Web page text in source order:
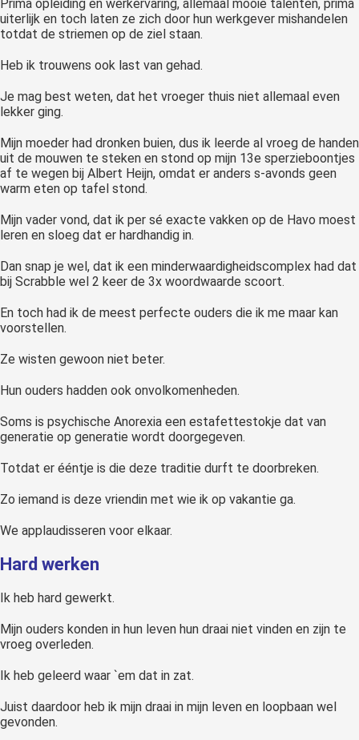
Prima opleiding en werkervaring, allemaal mooie talenten, prima
uiterlijk en toch laten ze zich door hun werkgever mishandelen
totdat de striemen op de ziel staan.
Heb ik trouwens ook last van gehad.
Je mag best weten, dat het vroeger thuis niet allemaal even
lekker ging.
Mijn moeder had dronken buien, dus ik leerde al vroeg de handen
uit de mouwen te steken en stond op mijn 13e sperzieboontjes
af te wegen bij Albert Heijn, omdat er anders s-avonds geen
warm eten op tafel stond.
Mijn vader vond, dat ik per sé exacte vakken op de Havo moest
leren en sloeg dat er hardhandig in.
Dan snap je wel, dat ik een minderwaardigheidscomplex had dat
bij Scrabble wel 2 keer de 3x woordwaarde scoort.
En toch had ik de meest perfecte ouders die ik me maar kan
voorstellen.
Ze wisten gewoon niet beter.
Hun ouders hadden ook onvolkomenheden.
Soms is psychische Anorexia een estafettestokje dat van
generatie op generatie wordt doorgegeven.
Totdat er ééntje is die deze traditie durft te doorbreken.
Zo iemand is deze vriendin met wie ik op vakantie ga.
We applaudisseren voor elkaar.
Hard werken
Ik heb hard gewerkt.
Mijn ouders konden in hun leven hun draai niet vinden en zijn te
vroeg overleden.
Ik heb geleerd waar `em dat in zat.
Juist daardoor heb ik mijn draai in mijn leven en loopbaan wel
gevonden.